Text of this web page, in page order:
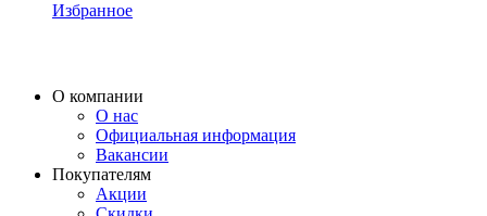
Избранное
О компании
О нас
Официальная информация
Вакансии
Покупателям
Акции